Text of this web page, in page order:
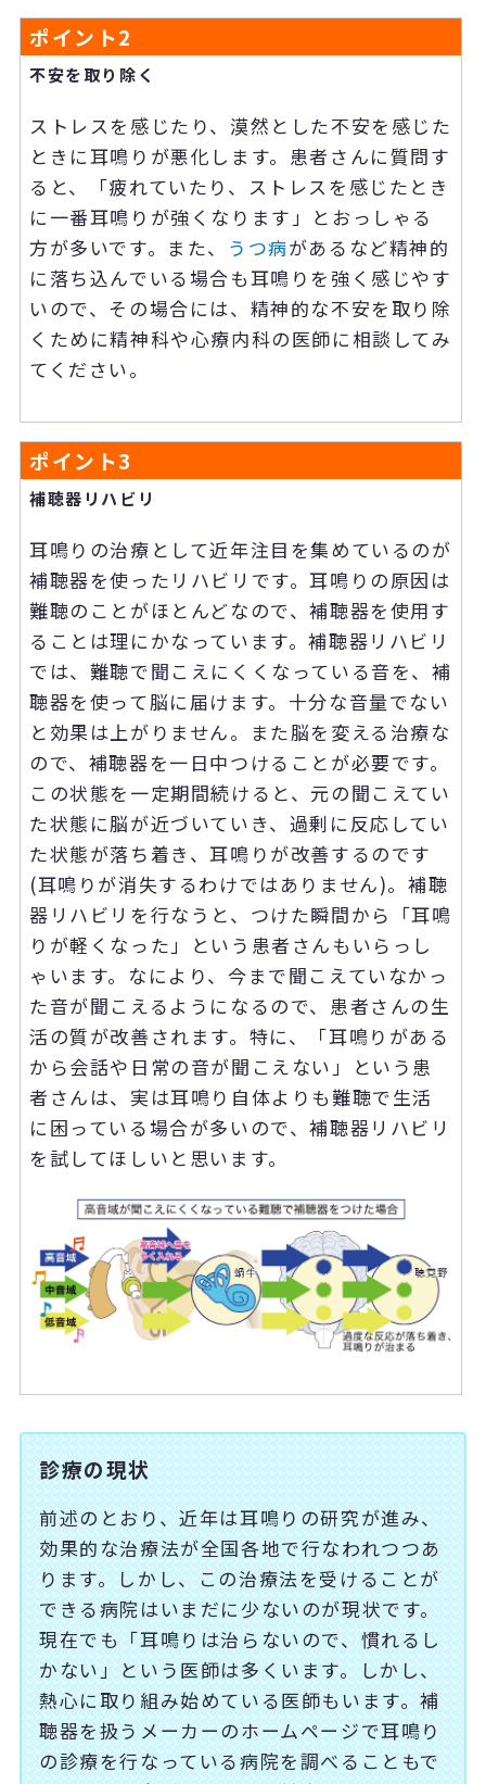
ポイント2
不安を取り除く
ストレスを感じたり、漠然とした不安を感じた
ときに耳鳴りが悪化します。患者さんに質問す
ると、「疲れていたり、ストレスを感じたとき
に一番耳鳴りが強くなります」とおっしゃる
方が多いです。また、 うつ病があるなど精神的
に落ち込んでいる場合も耳鳴りを強く感じやす
いので、その場合には、精神的な不安を取り除
くために精神科や心療内科の医師に相談してみ
てください。
ポイント3
補聴器リハビリ
耳鳴りの治療として近年注目を集めているのが
補聴器を使ったリハビリです。耳鳴りの原因は
難聴のことがほとんどなので、補聴器を使用す
ることは理にかなっています。補聴器リハビリ
では、難聴で聞こえにくくなっている音を、補
聴器を使って脳に届けます。十分な音量でない
と効果は上がりません。また脳を変える治療な
ので、補聴器を一日中つけることが必要です。
この状態を一定期間続けると、元の聞こえてい
た状態に脳が近づいていき、過剰に反応してい
た状態が落ち着き、耳鳴りが改善するのです
(耳鳴りが消失するわけではありません)。補聴
器リハビリを行なうと、つけた瞬間から「耳鳴
りが軽くなった」という患者さんもいらっし
ゃいます。なにより、今まで聞こえていなかっ
た音が聞こえるようになるので、患者さんの生
活の質が改善されます。特に、「耳鳴りがある
から会話や日常の音が聞こえない」という患
者さんは、実は耳鳴り自体よりも難聴で生活
に困っている場合が多いので、補聴器リハビリ
を試してほしいと思います。
診療の現状
前述のとおり、近年は耳鳴りの研究が進み、
効果的な治療法が全国各地で行なわれつつあ
ります。しかし、この治療法を受けることが
できる病院はいまだに少ないのが現状です。
現在でも「耳鳴りは治らないので、慣れるし
かない」という医師は多くいます。しかし、
熱心に取り組み始めている医師もいます。補
聴器を扱うメーカーのホームページで耳鳴り
の診療を行なっている病院を調べることもで